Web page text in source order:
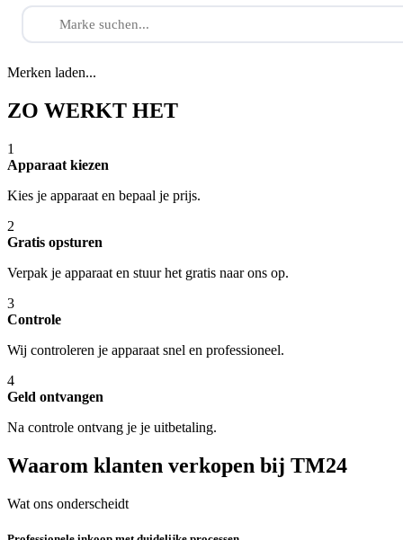
Merken laden...
ZO WERKT HET
1
Apparaat kiezen
Kies je apparaat en bepaal je prijs.
2
Gratis opsturen
Verpak je apparaat en stuur het gratis naar ons op.
3
Controle
Wij controleren je apparaat snel en professioneel.
4
Geld ontvangen
Na controle ontvang je je uitbetaling.
Waarom klanten verkopen bij TM24
Wat ons onderscheidt